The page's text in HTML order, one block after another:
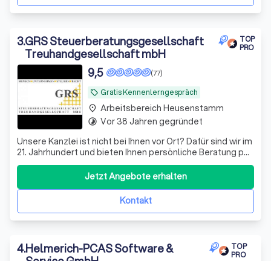
3.GRS Steuerberatungsgesellschaft
Treuhandgesellschaft mbH
TOP
PRO
local_offer Gratis Kennenlerngespräch
(77)
9,5
Unsere Kanzlei ist nicht bei Ihnen vor Ort? Dafür sind wir im
21. Jahrhundert und bieten Ihnen persönliche Beratung per
Video, WhatsApp und anderen Medien - wir sehen uns!
Datenaustausch - digital
Kontakt
Jetzt Angebote erhalten
place Arbeitsbereich Heusenstamm
timelapse Vor 38 Jahren gegründet
4.Helmerich-PCAS Software &
TOP
PRO